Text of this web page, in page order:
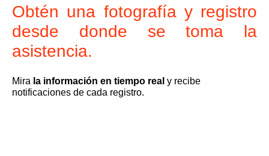
Obtén una fotografía y registro
desde donde se toma la
asistencia.
Mira la información en tiempo real y recibe
notificaciones de cada registro.